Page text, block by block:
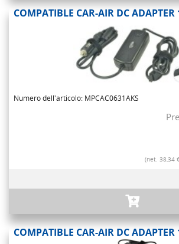
COMPATIBLE CAR-AIR DC ADAPTER
Numero dell'articolo: MPCAC0631AKS
(net. 38,34
COMPATIBLE CAR-AIR DC ADAPTER